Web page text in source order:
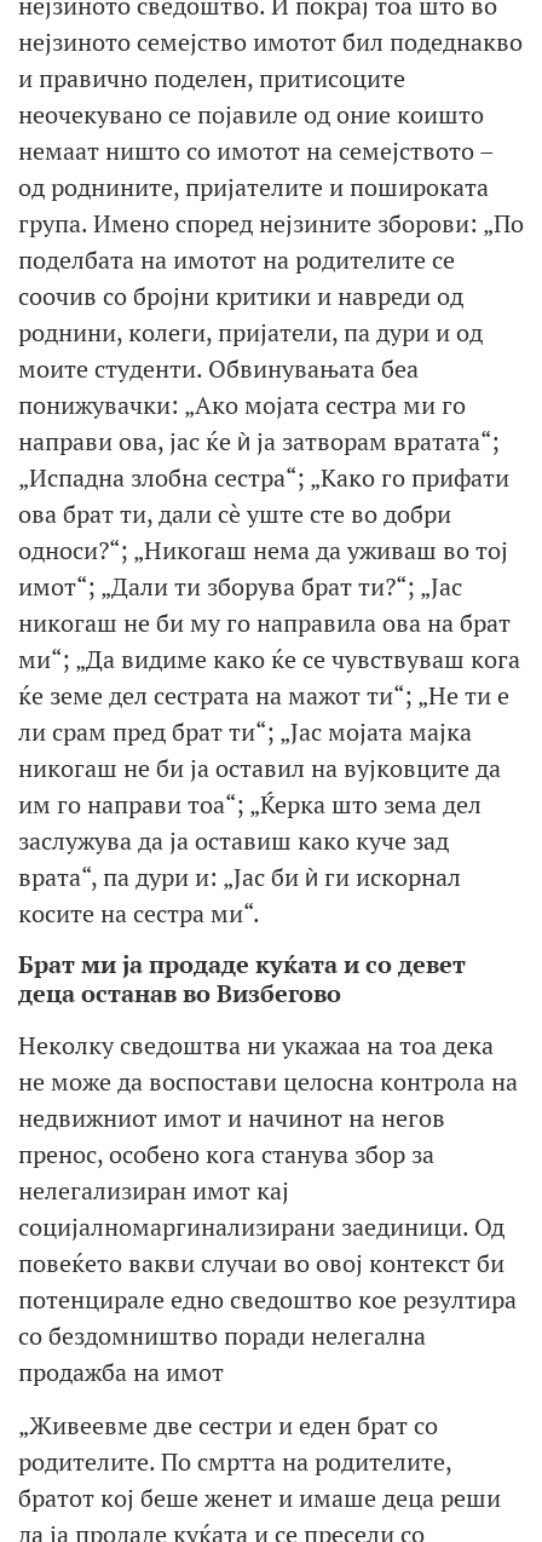
нејзиното семејство имотот бил подеднакво
и правично поделен, притисоците
неочекувано се појавиле од оние коишто
немаат ништо со имотот на семејството –
од роднините, пријателите и пошироката
група. Имено според нејзините зборови: „По
поделбата на имотот на родителите се
соочив со бројни критики и навреди од
роднини, колеги, пријатели, па дури и од
моите студенти. Обвинувањата беа
понижувачки: „Ако мојата сестра ми го
направи ова, јас ќе ѝ ја затворам вратата“;
„Испадна злобна сестра“; „Како го прифати
ова брат ти, дали сè уште сте во добри
односи?“; „Никогаш нема да уживаш во тој
имот“; „Дали ти зборува брат ти?“; „Јас
никогаш не би му го направила ова на брат
ми“; „Да видиме како ќе се чувствуваш кога
ќе земе дел сестрата на мажот ти“; „Не ти е
ли срам пред брат ти“; „Јас мојата мајка
никогаш не би ја оставил на вујковците да
им го направи тоа“; „Ќерка што зема дел
заслужува да ја оставиш како куче зад
врата“, па дури и: „Јас би ѝ ги искорнал
косите на сестра ми“.
Брат ми ја продаде куќата и со девет
деца останав во Визбегово
Неколку сведоштва ни укажаа на тоа дека
не може да воспостави целосна контрола на
недвижниот имот и начинот на негов
пренос, особено кога станува збор за
нелегализиран имот кај
социјалномаргинализирани заединици. Од
повеќето вакви случаи во овој контекст би
потенцирале едно сведоштво кое резултира
со бездомништво поради нелегална
продажба на имот
„Живеевме две сестри и еден брат со
родителите. По смртта на родителите,
братот кој беше женет и имаше деца реши
да ја продаде куќата и се пресели со